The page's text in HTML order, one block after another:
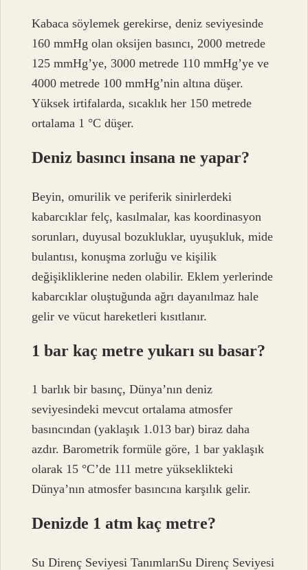
Kabaca söylemek gerekirse, deniz seviyesinde
160 mmHg olan oksijen basıncı, 2000 metrede
125 mmHg’ye, 3000 metrede 110 mmHg’ye ve
4000 metrede 100 mmHg’nin altına düşer.
Yüksek irtifalarda, sıcaklık her 150 metrede
ortalama 1 °C düşer.
Deniz basıncı insana ne yapar?
Beyin, omurilik ve periferik sinirlerdeki
kabarcıklar felç, kasılmalar, kas koordinasyon
sorunları, duyusal bozukluklar, uyuşukluk, mide
bulantısı, konuşma zorluğu ve kişilik
değişikliklerine neden olabilir. Eklem yerlerinde
kabarcıklar oluştuğunda ağrı dayanılmaz hale
gelir ve vücut hareketleri kısıtlanır.
1 bar kaç metre yukarı su basar?
1 barlık bir basınç, Dünya’nın deniz
seviyesindeki mevcut ortalama atmosfer
basıncından (yaklaşık 1.013 bar) biraz daha
azdır. Barometrik formüle göre, 1 bar yaklaşık
olarak 15 °C’de 111 metre yükseklikteki
Dünya’nın atmosfer basıncına karşılık gelir.
Denizde 1 atm kaç metre?
Su Direnç Seviyesi TanımlarıSu Direnç Seviyesi